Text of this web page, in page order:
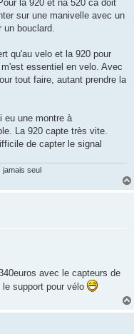
la 920 et na 520 ca doit
sur une manivelle avec un
bouclard.
qu'au velo et la 920 pour
essentiel en velo. Avec
tout faire, autant prendre la
eu une montre à
La 920 capte très vite.
de capter le signal
seul
avec le capteurs de
support pour vélo